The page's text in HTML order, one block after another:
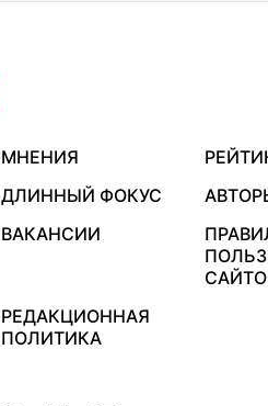
МНЕНИЯ
ДЛИННЫЙ ФОКУС
ВАКАНСИИ
РЕДАКЦИОННАЯ
ПОЛИТИКА